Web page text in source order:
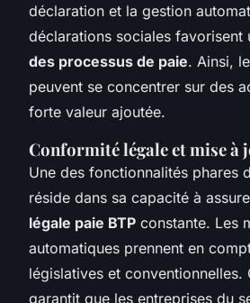
déclaration et la gestion
déclarations sociales favorisent
des processus de paie. Ainsi,
peuvent se concentrer sur des
forte valeur ajoutée.
Conformité légale et mise à
Une des fonctionnalités phares
réside dans sa capacité à
légale paie BTP constante. Les
automatiques prennent en
législatives et conventionnelles.
garantit que les entreprises du